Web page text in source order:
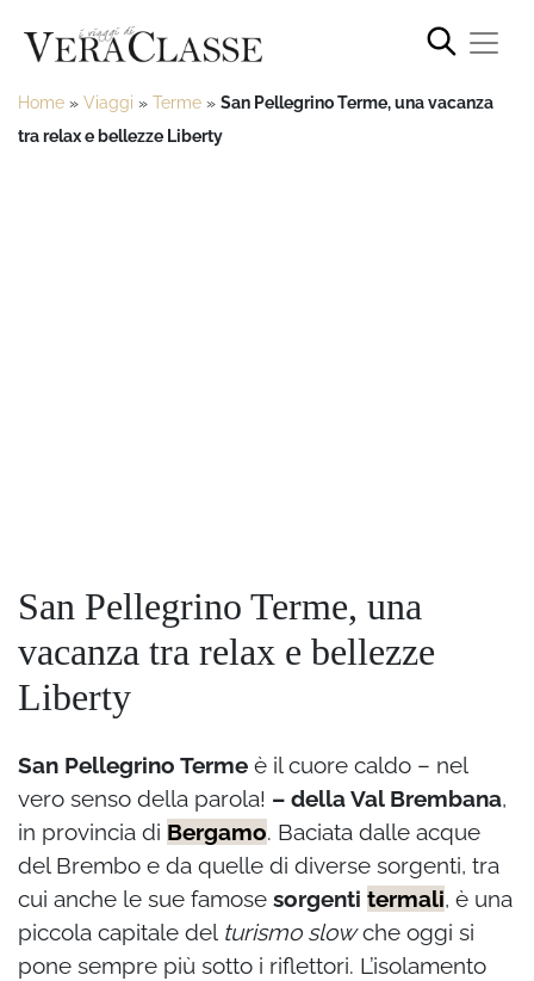
Home » Viaggi » Terme » San Pellegrino Terme, una vacanza
tra relax e bellezze Liberty
San Pellegrino Terme, una
vacanza tra relax e bellezze
Liberty
San Pellegrino Terme è il cuore caldo – nel
vero senso della parola! – della Val Brembana,
in provincia di Bergamo. Baciata dalle acque
del Brembo e da quelle di diverse sorgenti, tra
cui anche le sue famose sorgenti termali, è una
piccola capitale del turismo slowche oggi si
pone sempre più sotto i riflettori. L’isolamento